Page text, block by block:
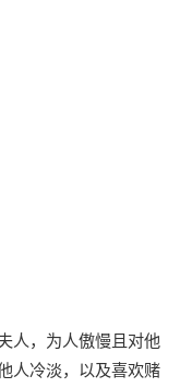
人，为人傲慢且对他
人冷淡，以及喜欢赌